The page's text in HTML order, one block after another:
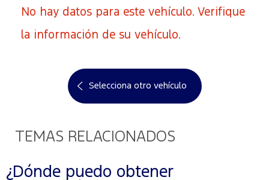
No hay datos para este vehículo. Verifique
la información de su vehículo.
Selecciona otro vehículo
TEMAS RELACIONADOS
¿Dónde puedo obtener